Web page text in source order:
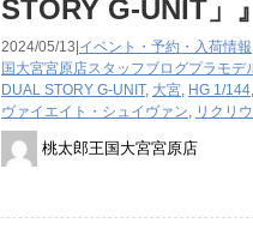
STORY G-UNIT」』
2024/05/13| イベント・予約・入荷情報
国大宮宮原店スタッフブログプラモデ
DUAL STORY G-UNIT, 大宮, HG 1/144,
ヴァイエイト・シュイヴァン, リクリ
桃太郎王国大宮宮原店